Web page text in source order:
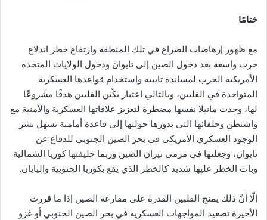
ختامًا
مع ظهور إرهاصات الصراع في تلك المنطقة وارتفاع خطر اندلاع
حرب واسعة بعد دخول الصين إلى تايوان ودخول الولايات المتحدة
الأمريكية الحرب لمساندة تايبيه واستخدام قواعدها العسكرية
المتواجدة في الفلبين، وبالتالي اعتبار بكّين الفلبين هدفًا مشروعًا
لها، وجدت مانيلا نفسها مضطرة لتعزيز علاقاتها العسكرية والأمنية مع
واشنطن وحلفائها التي بدورها حولتها إلى قاعدة أمامية تسهل نشر
الوجود العسكري الأمريكي في بحر الصين الجنوبي للدفاع عن
تايوان، وجعلتها في مرمى نيران الصين وربما حليفتها كوريا الشمالية
وبات الخطر عليها شديد كالخطر الذي يقع بكوريا الجنوبية واليابان.
إلّا أنّ ذلك يمنح الفلبين القدرة على مقارعة الصين إذا ما قررت
الأخيرة تصعيد المواجهات العسكرية في بحر الصين الجنوبي أو غزو